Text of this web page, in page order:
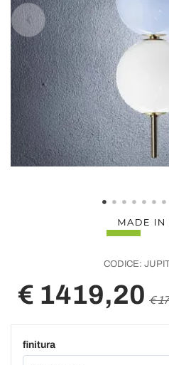
CODICE:
€ 1419,20 €
finitura